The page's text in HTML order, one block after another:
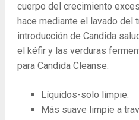
cuerpo del crecimiento
hace mediante el lavado del
introducción de Candida
el kéfir y las verduras
para Candida Cleanse:
Líquidos-solo limpie.
Más suave limpie a